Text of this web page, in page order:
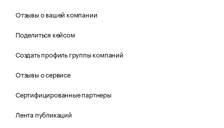
Отзывы о вашей компании
Поделиться кейсом
Создать профиль группы компаний
Отзывы о сервисе
Сертифицированные партнеры
Лента публикаций